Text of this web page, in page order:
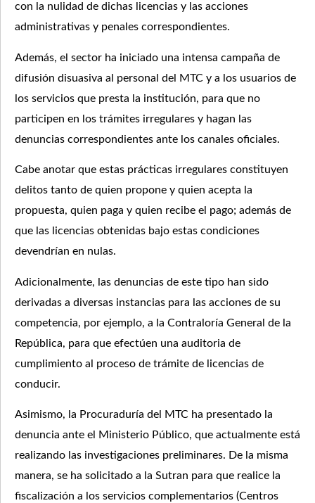
con la nulidad de dichas licencias y las acciones
administrativas y penales correspondientes.
Además, el sector ha iniciado una intensa campaña de
difusión disuasiva al personal del MTC y a los usuarios de
los servicios que presta la institución, para que no
participen en los trámites irregulares y hagan las
denuncias correspondientes ante los canales oficiales.
Cabe anotar que estas prácticas irregulares constituyen
delitos tanto de quien propone y quien acepta la
propuesta, quien paga y quien recibe el pago; además de
que las licencias obtenidas bajo estas condiciones
devendrían en nulas.
Adicionalmente, las denuncias de este tipo han sido
derivadas a diversas instancias para las acciones de su
competencia, por ejemplo, a la Contraloría General de la
República, para que efectúen una auditoria de
cumplimiento al proceso de trámite de licencias de
conducir.
Asimismo, la Procuraduría del MTC ha presentado la
denuncia ante el Ministerio Público, que actualmente está
realizando las investigaciones preliminares. De la misma
manera, se ha solicitado a la Sutran para que realice la
fiscalización a los servicios complementarios (Centros